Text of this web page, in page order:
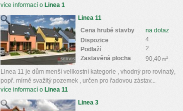
více informací o Linea 1
Linea 11
na dotaz
Cena hrubé stavby
4
Dispozice
2
Podlaží
90,40 m2
Zastavěná plocha
Linea 11 je dům menší velikostní kategorie , vhodný pro rovinatý,
popř. mírně svažitý pozemek , určen pro řadovou zástav...
více informací o Linea 11
Linea 3